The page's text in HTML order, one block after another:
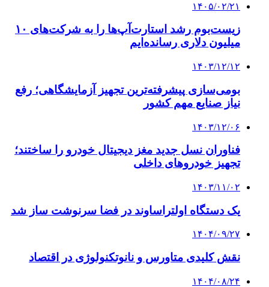
۱۴۰۵/۰۲/۲۱
زیست‌بوم رشد استارت‌آپ‌ها را به شرکت‌های ۱۰
میلیون دلاری رسانده‌ایم
۱۴۰۳/۱۲/۱۲
بومی‌سازی پیشرفته‌ترین تجهیز آزمایشگاهی؛ رفع
نیاز صنایع مهم کشور
۱۴۰۳/۱۲/۰۶
فناوران نسل جدید مغز دیجیتال خودرو را ساختند؛
تجهیز خودروهای داخلی
۱۴۰۳/۱۱/۰۲
یک دستگاه اولتراساوند در فضا سرنوشت ساز شد
۱۴۰۴/۰۹/۲۷
نقش کلیدی متاورس و نانوتکنولوژی در اقتصاد
۱۴۰۴/۰۸/۲۴